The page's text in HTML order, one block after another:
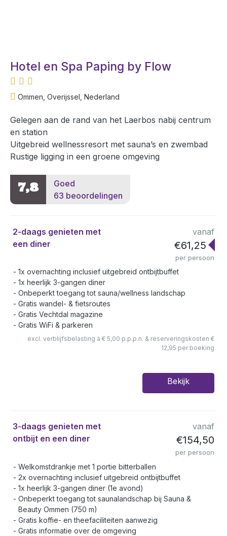
Hotel en Spa Paping by Flow
Ommen, Overijssel, Nederland
Gelegen aan de rand van het Laerbos nabij centrum
en station
Uitgebreid wellnessresort met sauna’s en zwembad
Rustige ligging in een groene omgeving
7,8
Goed
63 beoordelingen
2-daags genieten met
een diner
vanaf
€61,25
per persoon
1x overnachting inclusief uitgebreid ontbijtbuffet
1x heerlijk 3-gangen diner
Onbeperkt toegang tot sauna/wellness landschap
Gratis wandel- & fietsroutes
Gratis Vechtdal magazine
Gratis WiFi & parkeren
excl. verblijfsbelasting à € 5,00 p.p.p.n. & reserveringskosten €
12,95 per boeking
Bekijk
3-daags genieten met
ontbijt en een diner
vanaf
€154,50
per persoon
Welkomstdrankje met 1 portie bitterballen
2x overnachting inclusief uitgebreid ontbijtbuffet
1x heerlijk 3-gangen diner (1e avond)
Onbeperkt toegang tot saunalandschap bij Sauna &
Beauty Ommen (750 m)
Gratis koffie- en theefaciliteiten aanwezig
Gratis informatie over de omgeving